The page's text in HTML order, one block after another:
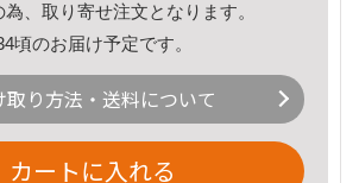
、取り寄せ注文となります。
頃のお届け予定です。
取り方法・送料について
カートに入れる